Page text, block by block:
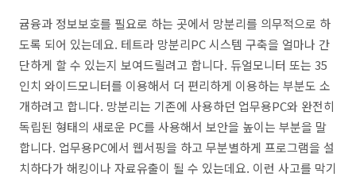
귬융과 정보보호를 필요로 하는 곳에서 망분리를 의무적으로 하
도록 되어 있는데요. 테트라 망분리PC 시스템 구축을 얼마나 간
단하게 할 수 있는지 보여드릴려고 합니다. 듀얼모니터 또는 35
인치 와이드모니터를 이용해서 더 편리하게 이용하는 부분도 소
개하려고 합니다. 망분리는 기존에 사용하던 업무용PC와 완전히
독립된 형태의 새로운 PC를 사용해서 보안을 높이는 부분을 말
합니다. 업무용PC에서 웹서핑을 하고 무분별하게 프로그램을 설
치하다가 해킹이나 자료유출이 될 수 있는데요. 이런 사고를 막기